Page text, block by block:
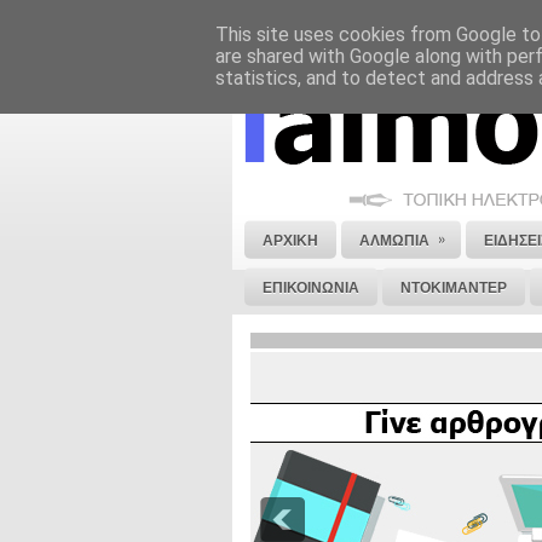
ΝΟΜΙΚΗ ΣΗΜΕΙΩΣΗ ΔΙΑΦΗΜΙΣΗ
ΑΡΧΙΚΗ ΑΛΜΩΠΙΑ »
ΕΠΙΚΟΙΝΩΝΙΑ ΝΤΟΚΙΜΑΝΤΕΡ
This site uses cookies from Google
are shared with Google along with
statistics, and to detect and address